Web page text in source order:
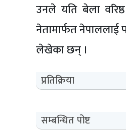
उनले यति बेला
नेतामार्फत
लेखेका छन् ।
प्रतिक्रिया
सम्बन्धित पोष्ट